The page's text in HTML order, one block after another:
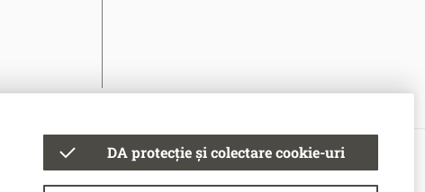
DA protecție și colectare cookie-uri
© Banca Națională a Moldovei